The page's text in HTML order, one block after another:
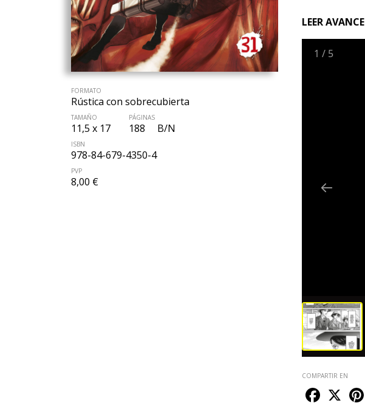
FORMATO
Rústica con sobrecubierta
TAMAÑO
11,5 x 17
PÁGINAS
188 B/N
ISBN
978-84-679-4350-4
PVP
8,00 €
LEER AVANCE
1 / 5
COMPARTIR EN
Facebook
X